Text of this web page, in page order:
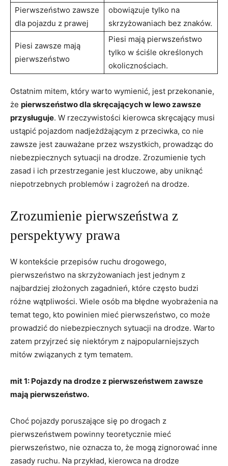
Pierwszeństwo zawsze
dla pojazdu z prawej
obowiązuje tylko na
skrzyżowaniach bez znaków.
Piesi zawsze mają
pierwszeństwo
Piesi mają pierwszeństwo
tylko w ściśle określonych
okolicznościach.
Ostatnim mitem, który warto wymienić, jest przekonanie,
że pierwszeństwo dla skręcających w lewo zawsze
przysługuje. W rzeczywistości kierowca skręcający musi
ustąpić pojazdom nadjeżdżającym z przeciwka, co nie
zawsze jest zauważane przez wszystkich, prowadząc do
niebezpiecznych sytuacji na drodze. Zrozumienie tych
zasad i ich przestrzeganie jest kluczowe, aby uniknąć
niepotrzebnych problemów i zagrożeń na drodze.
Zrozumienie pierwszeństwa z
perspektywy prawa
W kontekście przepisów ruchu drogowego,
pierwszeństwo na skrzyżowaniach jest jednym z
najbardziej złożonych zagadnień, które często budzi
różne wątpliwości. Wiele osób ma błędne wyobrażenia na
temat tego, kto powinien mieć pierwszeństwo, co może
prowadzić do niebezpiecznych sytuacji na drodze. Warto
zatem przyjrzeć się niektórym z najpopularniejszych
mitów związanych z tym tematem.
mit 1: Pojazdy na drodze z pierwszeństwem zawsze
mają pierwszeństwo.
Choć pojazdy poruszające się po drogach z
pierwszeństwem powinny teoretycznie mieć
pierwszeństwo, nie oznacza to, że mogą zignorować inne
zasady ruchu. Na przykład, kierowca na drodze